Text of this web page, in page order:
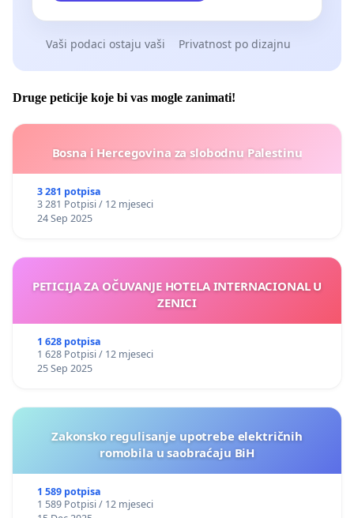
Vaši podaci ostaju vaši Privatnost po dizajnu
Druge peticije koje bi vas mogle zanimati!
Bosna i Hercegovina za slobodnu Palestinu
3 281 potpisa
3 281 Potpisi / 12 mjeseci
24 Sep 2025
PETICIJA ZA OČUVANJE HOTELA INTERNACIONAL U
ZENICI
1 628 potpisa
1 628 Potpisi / 12 mjeseci
25 Sep 2025
Zakonsko regulisanje upotrebe električnih
romobila u saobraćaju BiH
1 589 potpisa
1 589 Potpisi / 12 mjeseci